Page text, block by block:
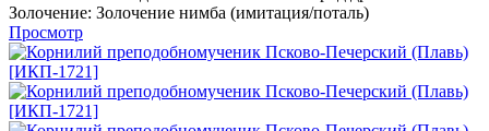
Золочение: Золочение нимба (имитация/поталь)
Просмотр